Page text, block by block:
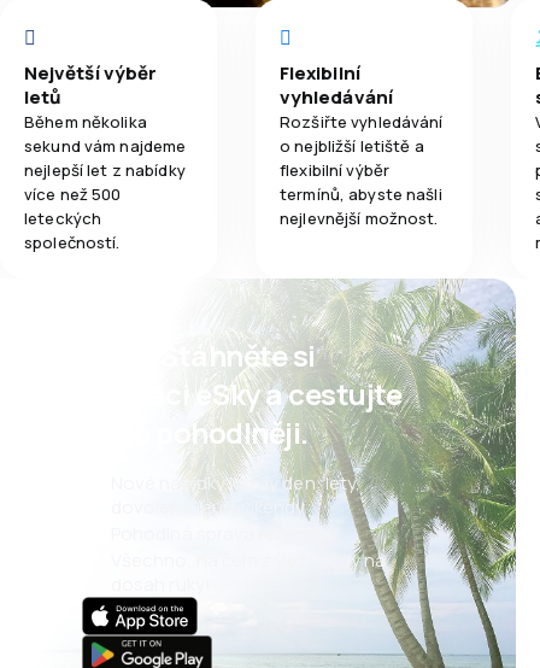
Největší výběr
letů
Během několika
sekund vám najdeme
nejlepší let z nabídky
více než 500
leteckých
společností.
Flexibilní
vyhledávání
Rozšiřte vyhledávání
o nejbližší letiště a
flexibilní výběr
termínů, abyste našli
nejlevnější možnost.
Psst! Stáhněte si
aplikaci eSky a cestujte
ještě pohodlněji.
Nové nabídky každý den: lety,
dovolené, eurovíkendy
Všechno, na čem záleží, vždy na